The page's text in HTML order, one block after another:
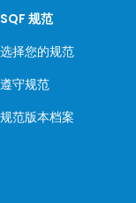
SQF 规范
选择您的规范
遵守规范
规范版本档案